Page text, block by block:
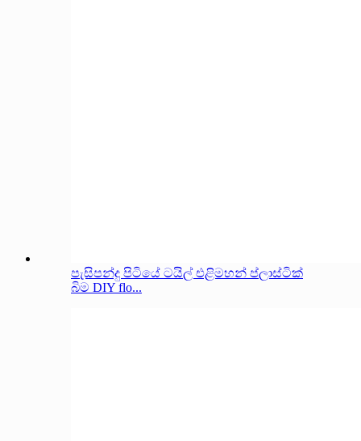
පැසිපන්දු පිටියේ ටයිල් එළිමහන් ප්ලාස්ටික්
බිම DIY flo...